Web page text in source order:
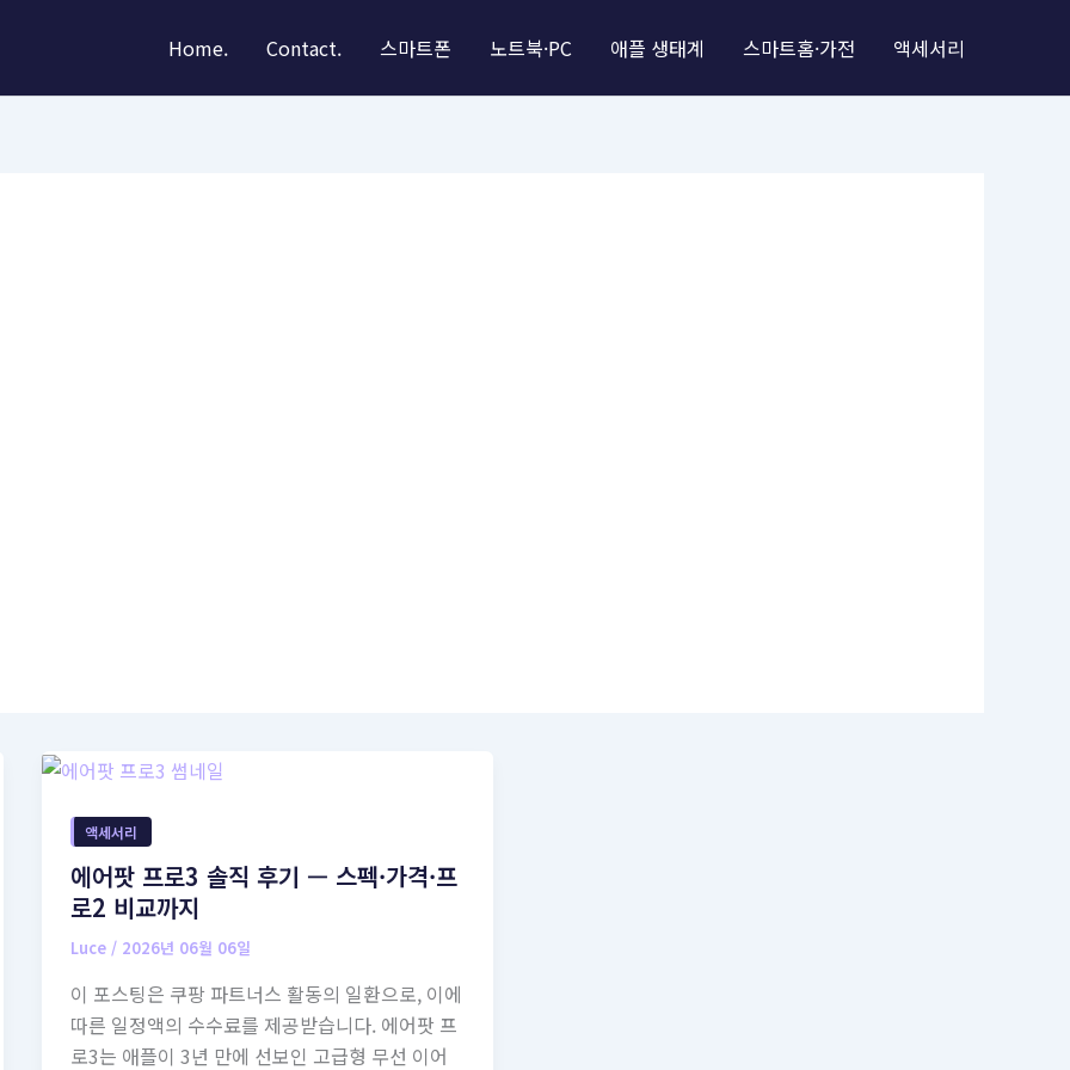
Home. Contact. 스마트폰 노트북·PC 애플 생태계 스마트홈·가전 액세서리
액세서리
에어팟 프로3 솔직 후기 — 스펙·가격·프
로2 비교까지
Luce / 2026년 06월 06일
이 포스팅은 쿠팡 파트너스 활동의 일환으로, 이에
따른 일정액의 수수료를 제공받습니다. 에어팟 프
로3는 애플이 3년 만에 선보인 고급형 무선 이어